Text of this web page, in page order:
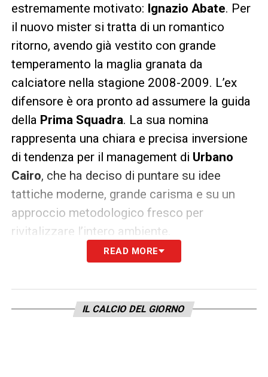
estremamente motivato: Ignazio Abate. Per
il nuovo mister si tratta di un romantico
ritorno, avendo già vestito con grande
temperamento la maglia granata da
calciatore nella stagione 2008-2009. L’ex
difensore è ora pronto ad assumere la guida
della Prima Squadra. La sua nomina
rappresenta una chiara e precisa inversione
di tendenza per il management di Urbano
Cairo, che ha deciso di puntare su idee
tattiche moderne, grande carisma e su un
approccio metodologico fresco per
rivitalizzare l’intero ambiente.
Le prospettive sul calciomercato e il
Con l’investitura diAbate comenuovo
READ MORE
IL CALCIO DEL GIORNO